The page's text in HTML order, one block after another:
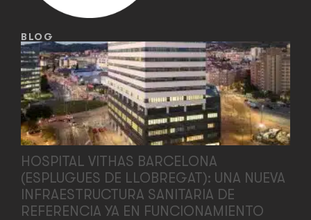
BLOG
HOSPITAL VITHAS BARCELONA
(ESPLUGUES DE LLOBREGAT): UNA NUEVA
INFRAESTRUCTURA SANITARIA DE
REFERENCIA YA EN FUNCIONAMIENTO